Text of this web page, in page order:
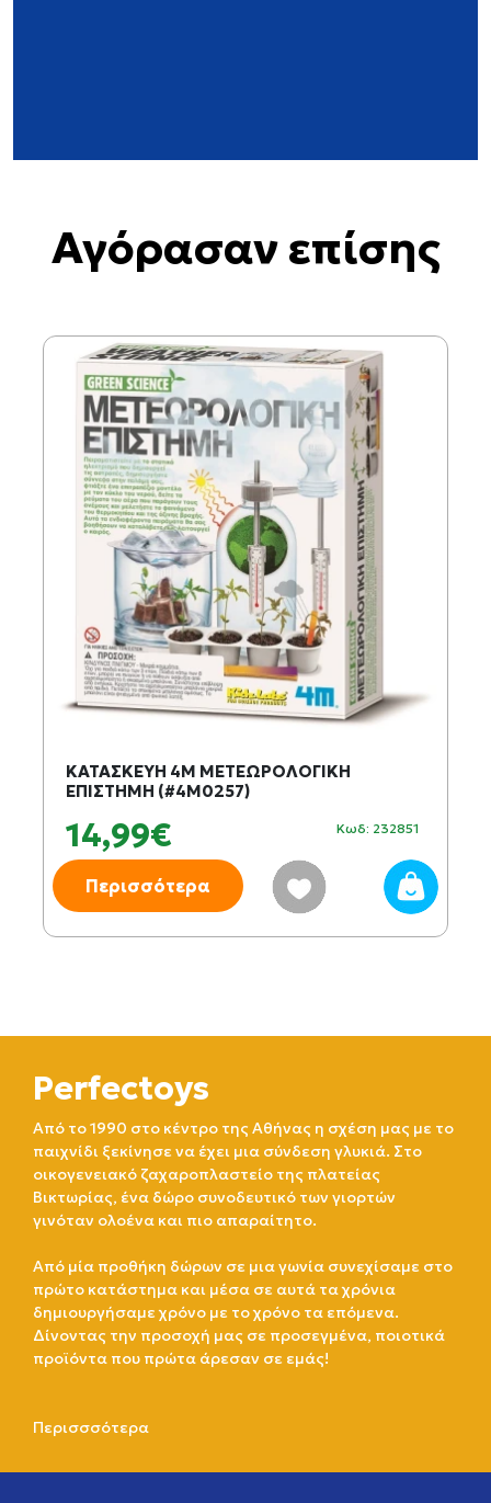
Αγόρασαν επίσης
ΚΑΤΑΣΚΕΥΗ 4M ΜΕΤΕΩΡΟΛΟΓΙΚΗ
ΕΠΙΣΤΗΜΗ (#4M0257)
14,99€ Κωδ: 232851
Περισσότερα
Perfectoys
Από το 1990 στο κέντρο της Αθήνας η σχέση μας με το
παιχνίδι ξεκίνησε να έχει μια σύνδεση γλυκιά. Στο
οικογενειακό ζαχαροπλαστείο της πλατείας
Βικτωρίας, ένα δώρο συνοδευτικό των γιορτών
γινόταν ολοένα και πιο απαραίτητο.
Από μία προθήκη δώρων σε μια γωνία συνεχίσαμε στο
πρώτο κατάστημα και μέσα σε αυτά τα χρόνια
δημιουργήσαμε χρόνο με το χρόνο τα επόμενα.
Δίνοντας την προσοχή μας σε προσεγμένα, ποιοτικά
προϊόντα που πρώτα άρεσαν σε εμάς!
Περισσσότερα